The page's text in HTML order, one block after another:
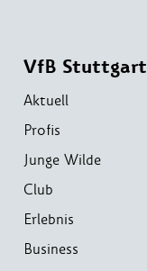
VfB Stuttgart
Aktuell
Profis
Junge Wilde
Club
Erlebnis
Business